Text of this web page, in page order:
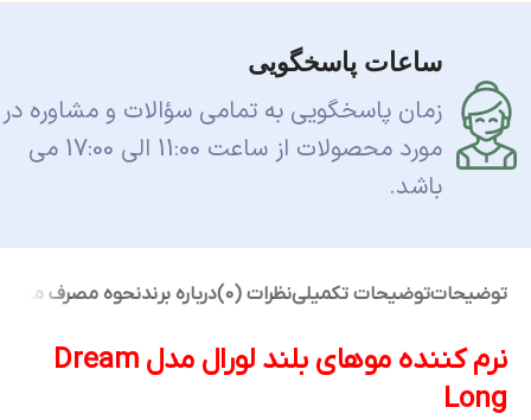
ساعات پاسخگویی
زمان پاسخگویی به تمامی سؤالات و مشاوره در
مورد محصولات از ساعت 11:00 الی 17:00 می
باشد.
توضیحاتتوضیحات تکمیلینظرات (0) درباره برندنحوه مصرف
نرم کننده موهای بلند لورال مدل Dream
Long